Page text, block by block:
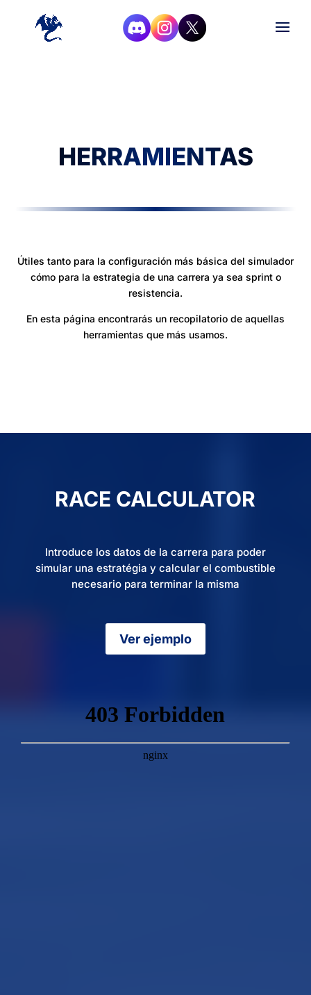
HERRAMIENTAS
Útiles tanto para la configuración más básica del simulador
cómo para la estrategia de una carrera ya sea sprint o
resistencia.​
En esta página encontrarás un recopilatorio de aquellas
herramientas que más usamos.
RACE CALCULATOR
Introduce los datos de la carrera para poder
simular una estratégia y calcular el combustible
necesario para terminar la misma
Ver ejemplo